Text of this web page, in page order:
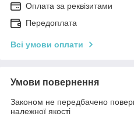
Оплата за реквізитами
Передоплата
Всі умови оплати
Умови повернення
Законом не передбачено
належної якості